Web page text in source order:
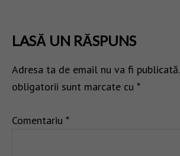
LASĂ UN RĂSPUNS
Adresa ta de email nu va fi publicată.
obligatorii sunt marcate cu *
Comentariu *